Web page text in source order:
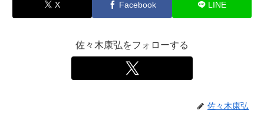
X Facebook LINE
佐々木康弘をフォローする
佐々木康弘